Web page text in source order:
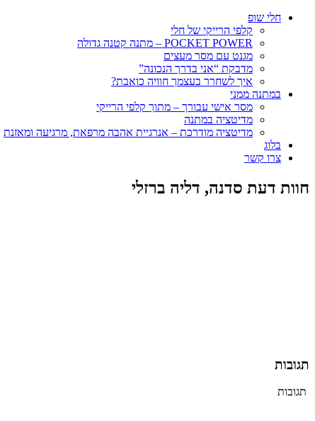
חלי שופ
קלפי הרייקי של חלי
POCKET POWER – מתנה קטנה גדולה
מגנט עם מסר מעצים
מדבקת “אני בדרך הנכונה”
איך לשחרר בעצמך חוויה כואבת?
במתנה ממני
מסר אישי עבורך – מתוך קלפי הרייקי
מדיטציה במתנה
מדיטציה מודרכת – אנרגיית אהבה מרפאת, מרגיעה ומאזנת
בלוג
צרו קשר
חוות דעת סדנה, דליה ברזלי
תגובות
תגובות